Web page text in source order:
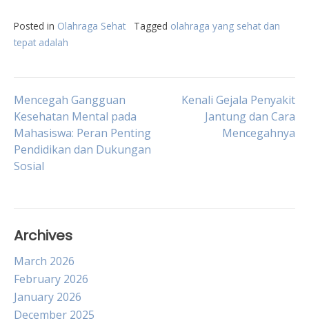
Posted in Olahraga Sehat Tagged olahraga yang sehat dan
tepat adalah
Post
navigation
Mencegah Gangguan
Kesehatan Mental pada
Mahasiswa: Peran Penting
Pendidikan dan Dukungan
Sosial
Kenali Gejala Penyakit
Jantung dan Cara
Mencegahnya
Archives
March 2026
February 2026
January 2026
December 2025